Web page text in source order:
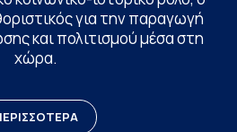
για την παραγωγή
και πολιτισμού μέσα στη
χώρα.